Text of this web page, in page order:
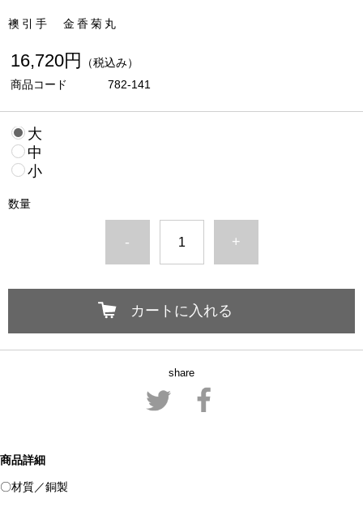
襖引手 金香菊丸
16,720円
（税込み）
商品コード
782-141
大
中
小
数量
- +
カートに入れる
share
商品詳細
〇材質／銅製